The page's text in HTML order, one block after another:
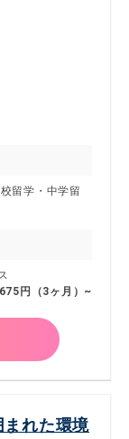
留学・中学留
円（3ヶ月）~
まれた環境